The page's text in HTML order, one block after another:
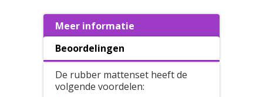
Meer informatie
Beoordelingen
De rubber mattenset heeft de
volgende voordelen: